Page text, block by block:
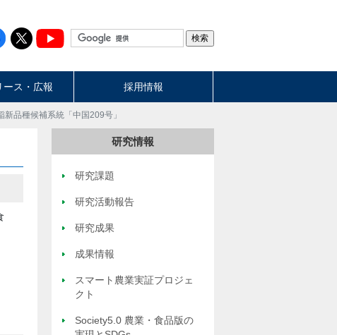
ース・広報 採用情報
品種候補系統「中国209号」
研究情報
研究課題
研究活動報告
研究成果
成果情報
スマート農業実証プロジェ
クト
Society5.0 農業・食品版の